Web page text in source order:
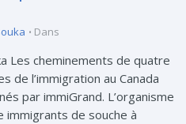
Dans
Les cheminements de quatre
de l’immigration au Canada
par immiGrand. L’organisme
immigrants de souche à